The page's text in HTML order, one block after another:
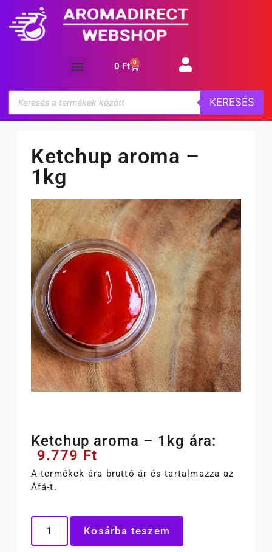
0 Ft 0
KERESÉS
Ketchup aroma –
1kg
Ketchup aroma – 1kg ára:
9.779 Ft
A termékek ára bruttó ár és tartalmazza az
Áfá-t.
Kosárba teszem